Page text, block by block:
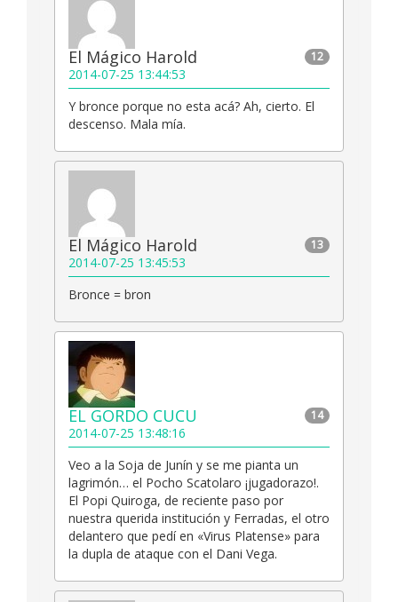
12
El Mágico Harold
2014-07-25 13:44:53
Y bronce porque no esta acá? Ah, cierto. El
descenso. Mala mía.
13
El Mágico Harold
2014-07-25 13:45:53
Bronce = bron
14
EL GORDO CUCU
2014-07-25 13:48:16
Veo a la Soja de Junín y se me pianta un
lagrimón… el Pocho Scatolaro ¡jugadorazo!.
El Popi Quiroga, de reciente paso por
nuestra querida institución y Ferradas, el otro
delantero que pedí en «Virus Platense» para
la dupla de ataque con el Dani Vega.